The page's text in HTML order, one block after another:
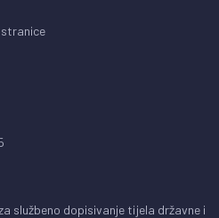
službeno dopisivanje tijela državne i